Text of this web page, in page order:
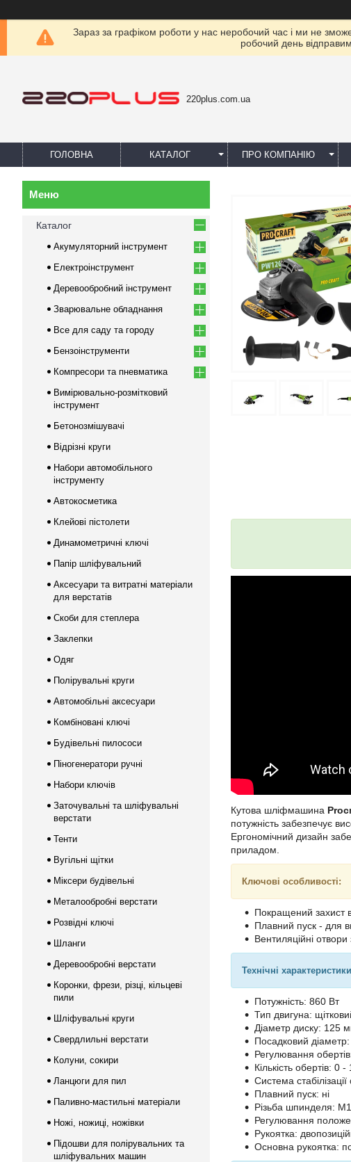
Зараз за графіком роботи у нас неробочий час і ми не
робочий день
220plus.com.ua
ГОЛОВНА КАТАЛОГ ПРО КОМПАНІЮ
Кутова шліфмашина
потужність забезпечує
Ергономічний дизайн
приладом.
Ключові особливості:
Покращений захист
Плавний пуск - для
Вентиляційні
Технічні
Потужність: 860 Вт
Тип двигуна:
Діаметр диску: 125
Посадковий
Регулювання
Кількість обертів: 0
Система стабілізації
Плавний пуск: ні
Різьба шпинделя:
Регулювання
Рукоятка:
Основна рукоятка:
Каталог
Акумуляторний інструмент
Електроінструмент
Деревообробний інструмент
Зварювальне обладнання
Все для саду та городу
Бензоінструменти
Компресори та пневматика
Вимірювально-розмітковий
інструмент
Бетонозмішувачі
Відрізні круги
Набори автомобільного
інструменту
Автокосметика
Клейові пістолети
Динамометричні ключі
Папір шліфувальний
Аксесуари та витратні матеріали
для верстатів
Скоби для степлера
Заклепки
Одяг
Полірувальні круги
Автомобільні аксесуари
Комбіновані ключі
Будівельні пилососи
Піногенератори ручні
Набори ключів
Заточувальні та шліфувальні
верстати
Тенти
Вугільні щітки
Міксери будівельні
Металообробні верстати
Розвідні ключі
Шланги
Деревообробні верстати
Коронки, фрези, різці, кільцеві
пили
Шліфувальні круги
Свердлильні верстати
Колуни, сокири
Ланцюги для пил
Паливно-мастильні матеріали
Ножі, ножиці, ножівки
Підошви для полірувальних та
шліфувальних машин